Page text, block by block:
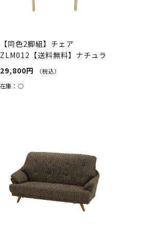
【同色2脚組】チェア
ZLM012【送料無料】ナチュラ
ル／アイボリー
29,800円
（税込）
在庫：○